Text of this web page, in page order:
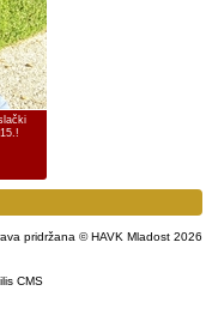
pridržana © HAVK Mladost 2026
CMS